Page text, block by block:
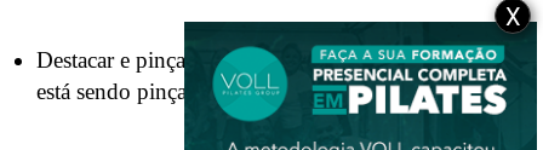
Destacar e pinçar a dobra cutânea (perceber o que
está sendo pinçado, se é gordura ou músculo);
X